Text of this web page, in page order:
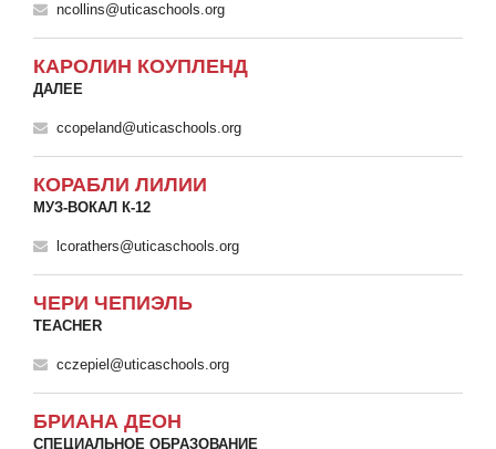
ncollins@uticaschools.org
КАРОЛИН КОУПЛЕНД
ДАЛЕЕ
ccopeland@uticaschools.org
КОРАБЛИ ЛИЛИИ
МУЗ-ВОКАЛ К-12
lcorathers@uticaschools.org
ЧЕРИ ЧЕПИЭЛЬ
TEACHER
cczepiel@uticaschools.org
БРИАНА ДЕОН
СПЕЦИАЛЬНОЕ ОБРАЗОВАНИЕ